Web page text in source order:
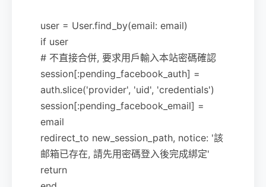
user = User.find_by(email: email)
if user
# 不直接合併, 要求用戶輸入本站密碼確認
session[:pending_facebook_auth] =
auth.slice('provider', 'uid', 'credentials')
session[:pending_facebook_email] =
email
redirect_to new_session_path, notice: '該
邮箱已存在, 請先用密碼登入後完成綁定'
return